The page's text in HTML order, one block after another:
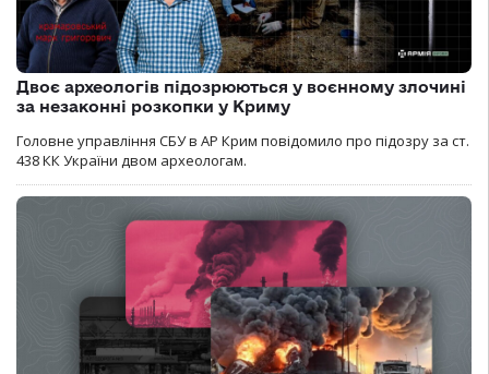
Двоє археологів підозрюються у воєнному злочині
за незаконні розкопки у Криму
Головне управління СБУ в АР Крим повідомило про підозру за ст.
438 КК України двом археологам.